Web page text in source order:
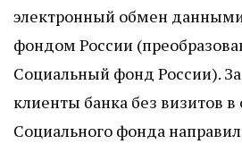
электронный обмен
фондом России
Социальный фонд России).
клиенты банка без визитов в
Социального фонда